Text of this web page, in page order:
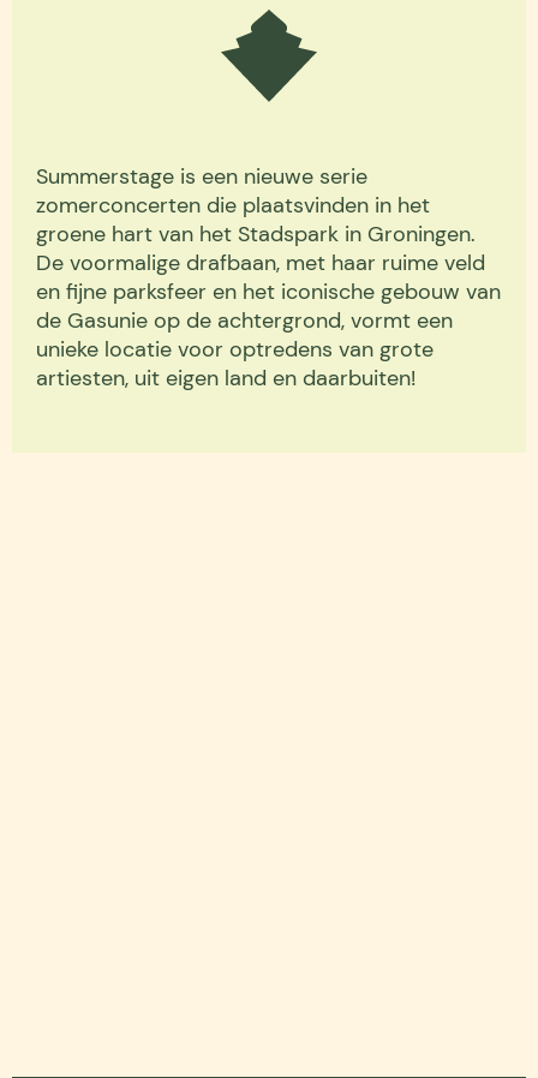
Summerstage is een nieuwe serie
zomerconcerten die plaatsvinden in het
groene hart van het Stadspark in Groningen.
De voormalige drafbaan, met haar ruime veld
en fijne parksfeer en het iconische gebouw van
de Gasunie op de achtergrond, vormt een
unieke locatie voor optredens van grote
artiesten, uit eigen land en daarbuiten!